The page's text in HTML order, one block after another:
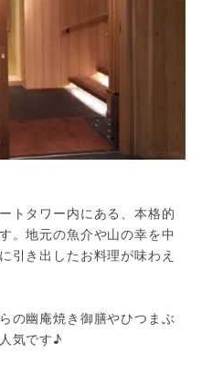
トタワー内にある、本格的
。地元の魚介や山の幸を中
引き出したお料理が味わえ
の幽庵焼き御膳やひつまぶ
気です♪